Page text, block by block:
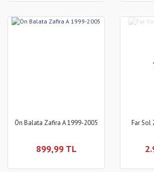
Ön Balata Zafira A 1999-2005
899,99 TL
Far Sol